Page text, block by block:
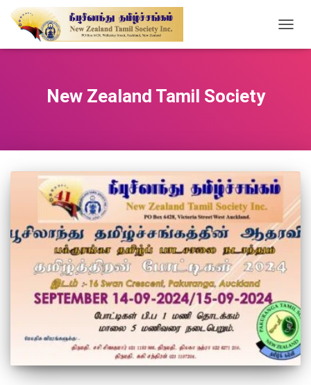
New Zealand Tamil Society